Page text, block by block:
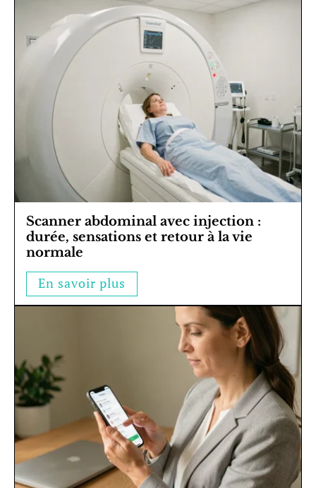
Scanner abdominal avec injection :
durée, sensations et retour à la vie
normale
En savoir plus